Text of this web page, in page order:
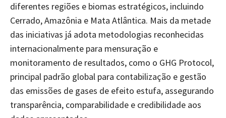
diferentes regiões e biomas estratégicos, incluindo
Cerrado, Amazônia e Mata Atlântica. Mais da metade
das iniciativas já adota metodologias reconhecidas
internacionalmente para mensuração e
monitoramento de resultados, como o GHG Protocol,
principal padrão global para contabilização e gestão
das emissões de gases de efeito estufa, assegurando
transparência, comparabilidade e credibilidade aos